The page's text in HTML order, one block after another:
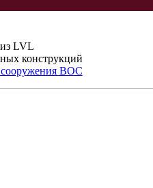
LVL
конструкций
ВОС